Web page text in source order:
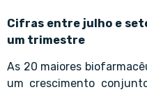
Cifras entre julho e
um trimestre
As 20 maiores
um crescimento